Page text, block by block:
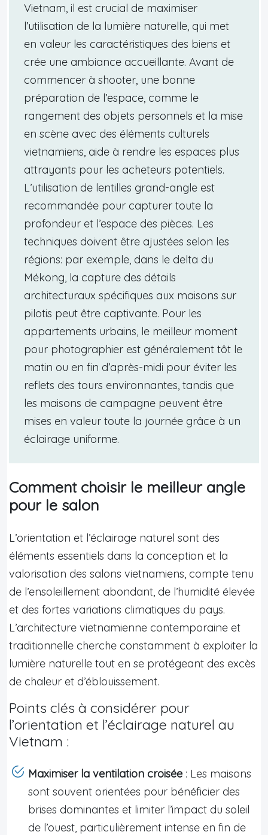
Vietnam, il est crucial de maximiser
l’utilisation de la lumière naturelle, qui met
en valeur les caractéristiques des biens et
crée une ambiance accueillante. Avant de
commencer à shooter, une bonne
préparation de l’espace, comme le
rangement des objets personnels et la mise
en scène avec des éléments culturels
vietnamiens, aide à rendre les espaces plus
attrayants pour les acheteurs potentiels.
L’utilisation de lentilles grand-angle est
recommandée pour capturer toute la
profondeur et l’espace des pièces. Les
techniques doivent être ajustées selon les
régions: par exemple, dans le delta du
Mékong, la capture des détails
architecturaux spécifiques aux maisons sur
pilotis peut être captivante. Pour les
appartements urbains, le meilleur moment
pour photographier est généralement tôt le
matin ou en fin d’après-midi pour éviter les
reflets des tours environnantes, tandis que
les maisons de campagne peuvent être
mises en valeur toute la journée grâce à un
éclairage uniforme.
Comment choisir le meilleur angle
pour le salon
L’orientation et l’éclairage naturel sont des
éléments essentiels dans la conception et la
valorisation des salons vietnamiens, compte tenu
de l’ensoleillement abondant, de l’humidité élevée
et des fortes variations climatiques du pays.
L’architecture vietnamienne contemporaine et
traditionnelle cherche constamment à exploiter la
lumière naturelle tout en se protégeant des excès
de chaleur et d’éblouissement.
Points clés à considérer pour
l’orientation et l’éclairage naturel au
Vietnam :
Maximiser la ventilation croisée : Les maisons
sont souvent orientées pour bénéficier des
brises dominantes et limiter l’impact du soleil
de l’ouest, particulièrement intense en fin de